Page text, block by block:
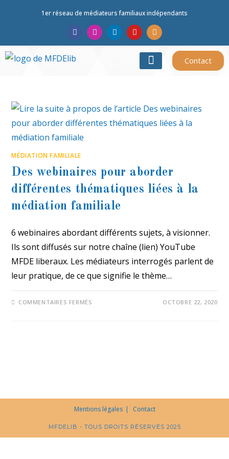
1er réseau de médiateurs familiaux indépendants
Contact
MÉDIATION FAMILIALE
Des webinaires pour aborder
différentes thématiques liées à la
médiation familiale
6 webinaires abordant différents sujets, à visionner.
Ils sont diffusés sur notre chaîne (lien) YouTube
MFDE liberaux. Les médiateurs interrogés parlent de
leur pratique, de ce que signifie le thème…
COMMENTAIRES FERMÉS OCTOBRE 22, 2020
Mentions légales Contact
MFDELIB - TOUS DROITS RÉSERVÉS 2025